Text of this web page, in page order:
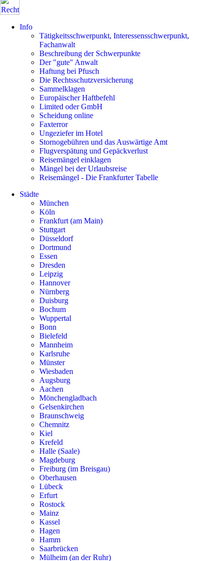
Info
Tätigkeitsschwerpunkt, Interessensschwerpunkt,
Fachanwalt
Beschreibung der Schwerpunkte
Der "gute" Anwalt
Haftung bei Pfusch
Die Rechtsschutzversicherung
Sammelklagen
Europäischer Haftbefehl
Limited oder GmbH
Scheidung online
Faxterror
Ungeziefer im Hotel
Stornogebühren und das Auswärtige Amt
Flugverspätung und Gepäckverlust
Reisemängel einklagen
Mängel bei der Urlaubsreise
Reisemängel - Die Frankfurter Tabelle
Städte
München
Köln
Frankfurt (am Main)
Stuttgart
Düsseldorf
Dortmund
Essen
Dresden
Leipzig
Hannover
Nürnberg
Duisburg
Bochum
Wuppertal
Bonn
Bielefeld
Mannheim
Karlsruhe
Münster
Wiesbaden
Augsburg
Aachen
Mönchengladbach
Gelsenkirchen
Braunschweig
Chemnitz
Kiel
Krefeld
Halle (Saale)
Magdeburg
Freiburg (im Breisgau)
Oberhausen
Lübeck
Erfurt
Rostock
Mainz
Kassel
Hagen
Hamm
Saarbrücken
Mülheim (an der Ruhr)